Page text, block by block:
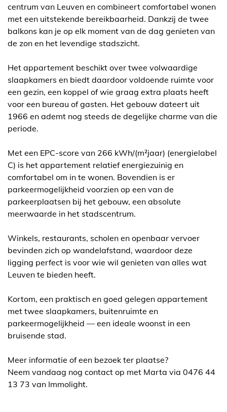
centrum van Leuven en combineert comfortabel wonen
met een uitstekende bereikbaarheid. Dankzij de twee
balkons kan je op elk moment van de dag genieten van
de zon en het levendige stadszicht.
Het appartement beschikt over twee volwaardige
slaapkamers en biedt daardoor voldoende ruimte voor
een gezin, een koppel of wie graag extra plaats heeft
voor een bureau of gasten. Het gebouw dateert uit
1966 en ademt nog steeds de degelijke charme van die
periode.
Met een EPC-score van 266 kWh/(m²jaar) (energielabel
C) is het appartement relatief energiezuinig en
comfortabel om in te wonen. Bovendien is er
parkeermogelijkheid voorzien op een van de
parkeerplaatsen bij het gebouw, een absolute
meerwaarde in het stadscentrum.
Winkels, restaurants, scholen en openbaar vervoer
bevinden zich op wandelafstand, waardoor deze
ligging perfect is voor wie wil genieten van alles wat
Leuven te bieden heeft.
Kortom, een praktisch en goed gelegen appartement
met twee slaapkamers, buitenruimte en
parkeermogelijkheid — een ideale woonst in een
bruisende stad.
Meer informatie of een bezoek ter plaatse?
Neem vandaag nog contact op met Marta via 0476 44
13 73 van Immolight.